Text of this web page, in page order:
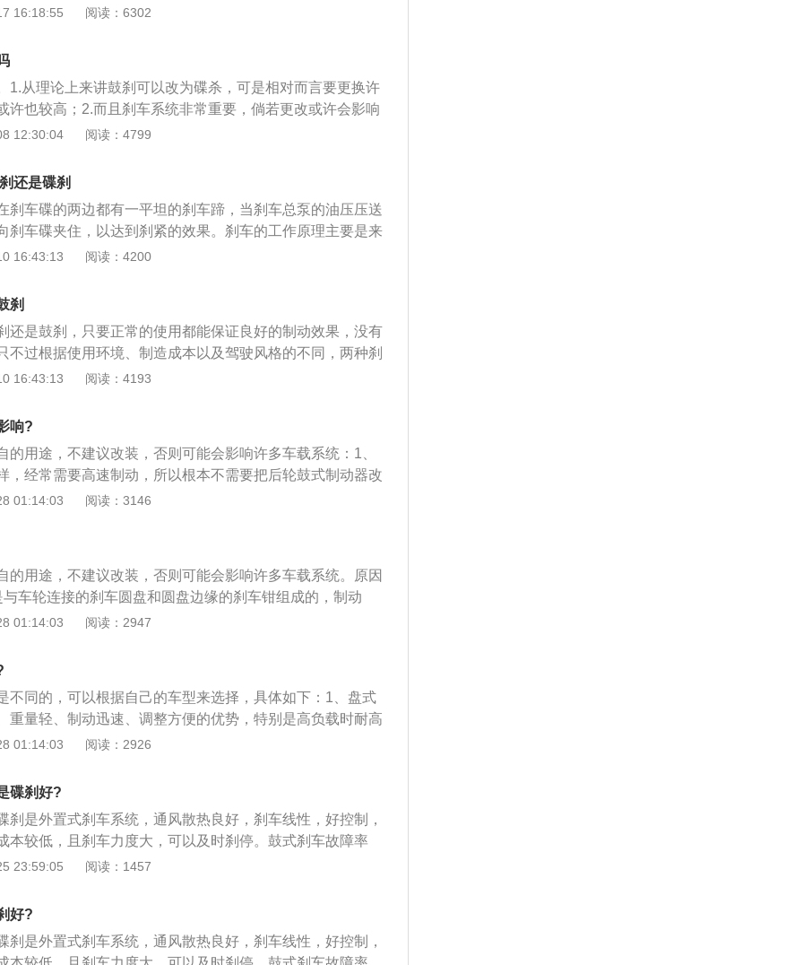
将车子停下来。2、碟刹由液压控制，主要零部件有制动
车衰退而使刹车失灵的现象，碟式刹车的构造简单，且容易
16:18:55 阅读：6302
1.从理论上来讲鼓刹可以改为碟杀，可是相对而言要更换许
许也较高；2.而且刹车系统非常重要，倘若更改或许会影响
3.另外也需要在车辆管理所开展备案，倘若不通过则无法更
要像碟刹那般频繁地更换刹车片。还有便是碟刹在砂石较多
，而鼓刹则不会，更为适用于在道路面比较差的地方应用。
碟刹的话，也不要贪小便宜去小型修理店开展改装，而需要
修理店，毕竟刹车有关着驾驶的安全，在这方面当然是要以
考。
12:30:04 阅读：4799
还是碟刹
刹车碟的两边都有一平坦的刹车蹄，当刹车总泵的油压压送
刹车碟夹住，以达到刹紧的效果。刹车的工作原理主要是来
与刹车碟(鼓)及轮胎与地面的摩擦，将车辆行进的动能转换
力，并且具有良好的液压传递及散热能力，以避免高热所导
衰退。鼓刹刹车时运用油压推动刹车蹄片接触刹车鼓内缘，
力来抑制轮胎之转动以达成刹车之目的。鼓刹由刹车底板、
等有关连杆、弹簧、梢钉、刹车鼓所组成。碟刹由液压控
动盘、分泵、制动钳、油管等。鼓刹有良好的自刹作用，由
越明显，因此，一般大型车辆还是使用鼓刹。碟式刹车散热
连续踩踏刹车时比较不会造成刹车衰退而使刹车失灵的现
较下，碟式刹车的构造简单，且容易维修。
16:43:13 阅读：4200
刹
还是鼓刹，只要正常的使用都能保证良好的制动效果，没有
不过根据使用环境、制造成本以及驾驶风格的不同，两种刹
优势与不足。鼓式刹车是一种传统的制动系统，其工作原理
擦咖啡杯内壁,咖啡杯就会停止旋转。汽车上的鼓式刹车简单
塞,刹车片和鼓室组成,刹车时由制动分泵的高压刹车油推动
的制动蹄片施加作用力,使其压紧鼓室内壁,靠摩擦力阻止刹车
效果。碟式刹车的工作原理可用一只碟子来形容，用拇指和
时,碟子也会停止旋转．汽车上的碟式刹车是由刹车油泵,一个
压向刹车盘从而产生制动效果。
16:43:13 阅读：4193
响?
的用途，不建议改装，否则可能会影响许多车载系统：1、
，经常需要高速制动，所以根本不需要把后轮鼓式制动器改
刹最大优点是散热性好，有利于高速状态下的制动性能，
较麻烦，车身的框架是设计好的，要换的话，可能要大动，
很高。
01:14:03 阅读：3146
的用途，不建议改装，否则可能会影响许多车载系统。原因
车轮连接的刹车圆盘和圆盘边缘的刹车钳组成的，制动
制动块夹紧刹车盘，产生制动效果；2、鼓式刹车，它与轮
的接触来抑制轮胎的转动，达到制动的目的；3、鼓式制动
安装手刹车系统，而碟刹制动器的价格略高，但制动时性能
备。
01:14:03 阅读：2947
不同的，可以根据自己的车型来选择，具体如下：1、盘式
重量轻、制动迅速、调整方便的优势，特别是高负载时耐高
稳定；2、受外界环境因素的影响及小，在严寒气候和极限
在车轮毂里面装备两个半圆形的刹车蹄片和一个刹车鼓，当
，鼓内的分泵受油管输送来的压力作用，推动刹车蹄片压向
。
01:14:03 阅读：2926
碟刹好?
刹是外置式刹车系统，通风散热良好，刹车线性，好控制，
本较低，且刹车力度大，可以及时刹停。鼓式刹车故障率
车鼓的拆卸方法如下：1、拆卸前，使用起子通过车轮的螺
状螺母保险环；3、拆下轮毂轴承预紧度的调整螺母及垫
鼓。
23:59:05 阅读：1457
好?
刹是外置式刹车系统，通风散热良好，刹车线性，好控制，